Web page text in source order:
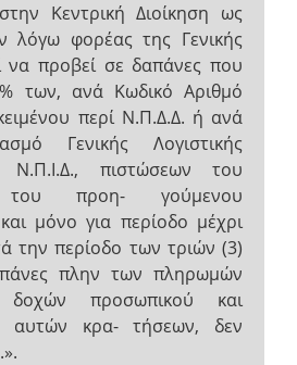
Κεντρική Διοίκηση ως
λόγω φορέας της Γενικής
να προβεί σε δαπάνες που
των, ανά Κωδικό Αριθμό
περί Ν.Π.Δ.Δ. ή ανά
Γενικής Λογιστικής
Ν.Π.Ι.Δ., πιστώσεων του
του προη- γούμενου
μόνο για περίοδο μέχρι
την περίοδο των τριών (3)
πλην των πληρωμών
προσωπικού και
αυτών κρα- τήσεων, δεν